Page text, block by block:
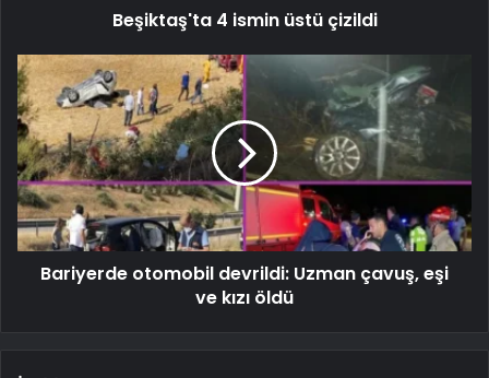
Beşiktaş'ta 4 ismin üstü çizildi
Bariyerde otomobil devrildi: Uzman çavuş, eşi
ve kızı öldü